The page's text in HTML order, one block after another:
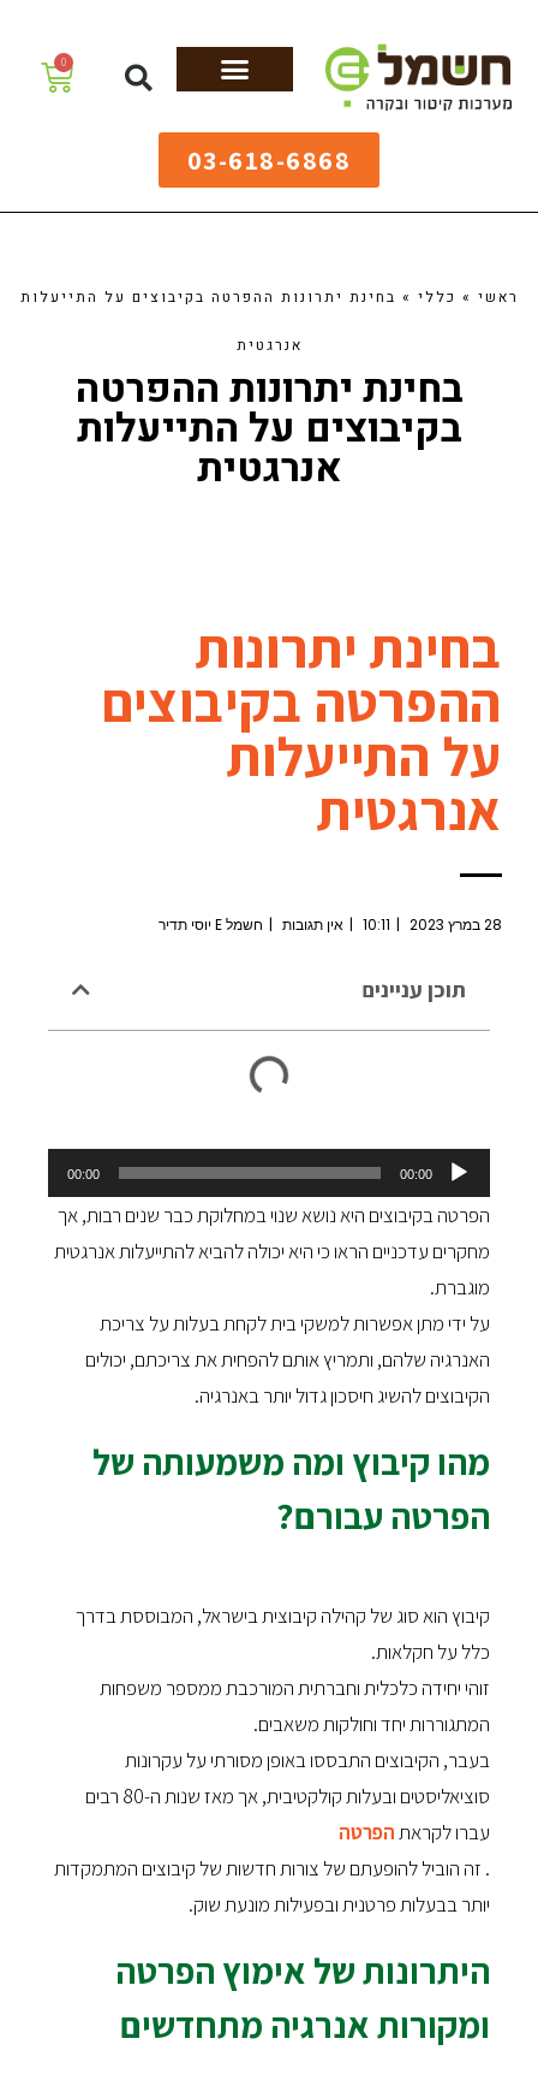
0
03-618-6868
ראשי » כללי » בחינת יתרונות ההפרטה בקיבוצים על התייעלות
אנרגטית
בחינת יתרונות ההפרטה
בקיבוצים על התייעלות
אנרגטית
בחינת יתרונות
ההפרטה בקיבוצים
על התייעלות
אנרגטית
28 במרץ 2023 10:11 אין תגובות חשמל E יוסי תדיר
תוכן עניינים
אודיו
00:00
00:00
הפרטה בקיבוצים היא נושא שנוי במחלוקת כבר שנים רבות, אך
מחקרים עדכניים הראו כי היא יכולה להביא להתייעלות אנרגטית
מוגברת.
על ידי מתן אפשרות למשקי בית לקחת בעלות על צריכת
האנרגיה שלהם, ותמריץ אותם להפחית את צריכתם, יכולים
הקיבוצים להשיג חיסכון גדול יותר באנרגיה.
מהו קיבוץ ומה משמעותה של
הפרטה עבורם?
קיבוץ הוא סוג של קהילה קיבוצית בישראל, המבוססת בדרך
כלל על חקלאות.
זוהי יחידה כלכלית וחברתית המורכבת ממספר משפחות
המתגוררות יחד וחולקות משאבים.
בעבר, הקיבוצים התבססו באופן מסורתי על עקרונות
סוציאליסטים ובעלות קולקטיבית, אך מאז שנות ה-80 רבים
עברו לקראתהפרטה
. זה הוביל להופעתם של צורות חדשות של קיבוצים המתמקדות
יותר בבעלות פרטנית ובפעילות מונעת שוק.
היתרונות של אימוץ הפרטה
ומקורות אנרגיה מתחדשים